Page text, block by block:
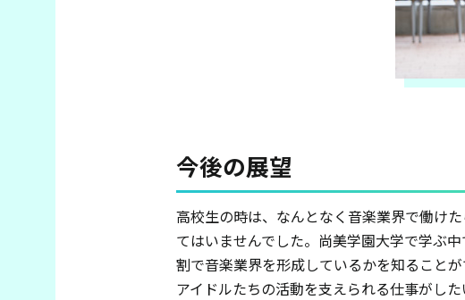
今後の展望
高校生の時は、なんとなく音楽業界で働け
てはいませんでした。尚美学園大学で学ぶ
割で音楽業界を形成しているかを知ること
アイドルたちの活動を支えられる仕事がし